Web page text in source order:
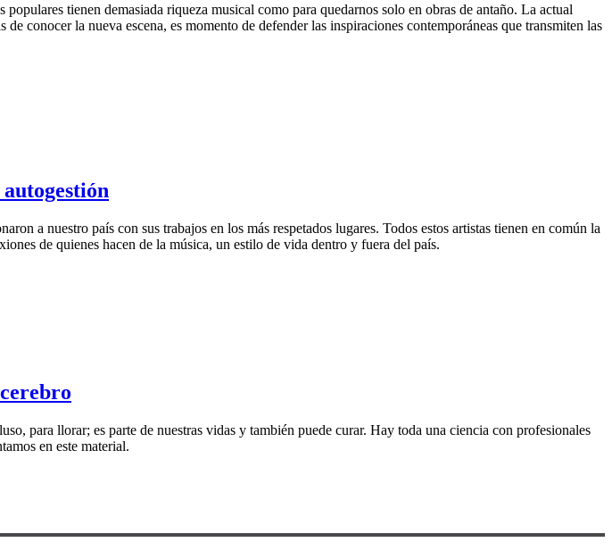
tienen demasiada riqueza musical como para quedarnos solo en obras de antaño. La actual
conocer la nueva escena, es momento de defender las inspiraciones contemporáneas que transmiten las
a nuestro país con sus trabajos en los más respetados lugares. Todos estos artistas tienen en común la
de quienes hacen de la música, un estilo de vida dentro y fuera del país.
para llorar; es parte de nuestras vidas y también puede curar. Hay toda una ciencia con profesionales
en este material.